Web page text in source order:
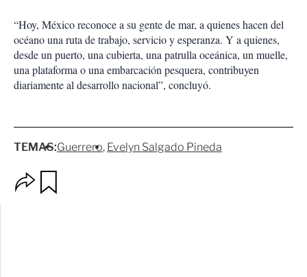
“Hoy, México reconoce a su gente de mar, a quienes hacen del
océano una ruta de trabajo, servicio y esperanza. Y a quienes,
desde un puerto, una cubierta, una patrulla oceánica, un muelle,
una plataforma o una embarcación pesquera, contribuyen
diariamente al desarrollo nacional”, concluyó.
TEMAS:Guerrero Evelyn Salgado Pineda